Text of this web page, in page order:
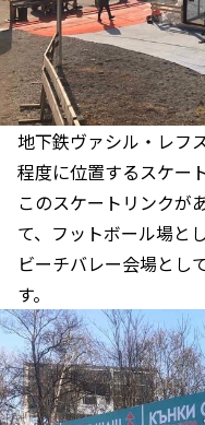
地下鉄ヴァシル・レフ
程度に位置するスケー
このスケートリンクが
て、フットボール場と
ビーチバレー会場とし
す。